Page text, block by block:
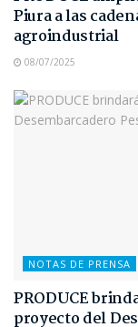
Piura a las
agroindustrial
08/07/2025
NOTAS DE PRENSA
PRODUCE
proyecto del